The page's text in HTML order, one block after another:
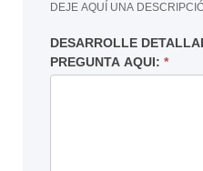
DEJE AQUÍ UNA
DESARROLLE
PREGUNTA AQUI: *